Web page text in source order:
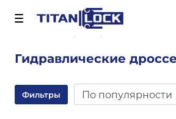
Важно! Для оплаты заказов
Гидравлические
Фильтры